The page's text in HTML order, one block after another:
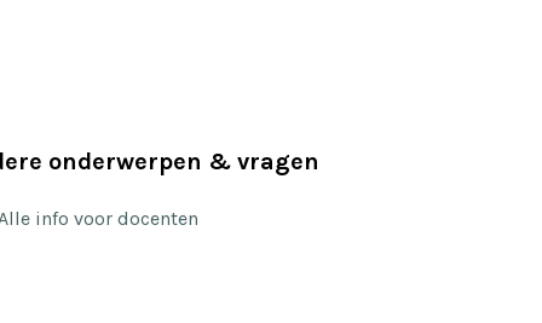
onderwerpen & vragen
info voor docenten